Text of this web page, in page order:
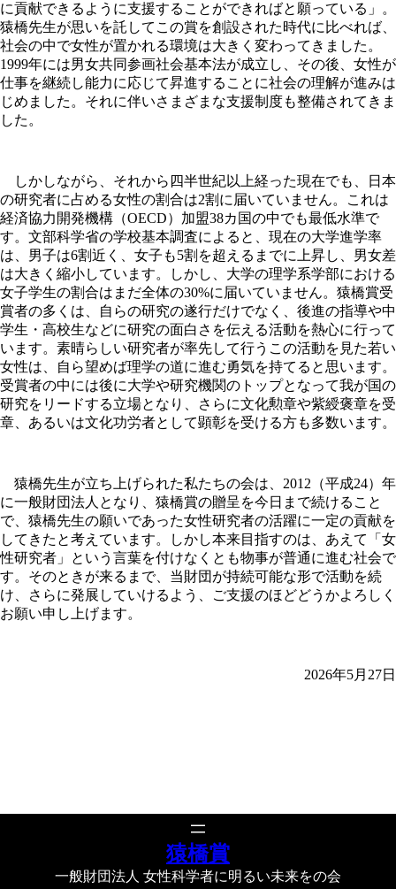
に貢献できるように支援することができればと願っている」。
猿橋先生が思いを託してこの賞を創設された時代に比べれば、
社会の中で女性が置かれる環境は大きく変わってきました。
1999年には男女共同参画社会基本法が成立し、その後、女性が
仕事を継続し能力に応じて昇進することに社会の理解が進みは
じめました。それに伴いさまざまな支援制度も整備されてきま
した。
しかしながら、それから四半世紀以上経った現在でも、日本
の研究者に占める女性の割合は2割に届いていません。これは
経済協力開発機構（OECD）加盟38カ国の中でも最低水準で
す。文部科学省の学校基本調査によると、現在の大学進学率
は、男子は6割近く、女子も5割を超えるまでに上昇し、男女差
は大きく縮小しています。しかし、大学の理学系学部における
女子学生の割合はまだ全体の30%に届いていません。猿橋賞受
賞者の多くは、自らの研究の遂行だけでなく、後進の指導や中
学生・高校生などに研究の面白さを伝える活動を熱心に行って
います。素晴らしい研究者が率先して行うこの活動を見た若い
女性は、自ら望めば理学の道に進む勇気を持てると思います。
受賞者の中には後に大学や研究機関のトップとなって我が国の
研究をリードする立場となり、さらに文化勲章や紫綬褒章を受
章、あるいは文化功労者として顕彰を受ける方も多数います。
猿橋先生が立ち上げられた私たちの会は、2012（平成24）年
に一般財団法人となり、猿橋賞の贈呈を今日まで続けること
で、猿橋先生の願いであった女性研究者の活躍に一定の貢献を
してきたと考えています。しかし本来目指すのは、あえて「女
性研究者」という言葉を付けなくとも物事が普通に進む社会で
す。そのときが来るまで、当財団が持続可能な形で活動を続
け、さらに発展していけるよう、ご支援のほどどうかよろしく
お願い申し上げます。
2026年5月27日
猿橋賞
一般財団法人 女性科学者に明るい未来をの会